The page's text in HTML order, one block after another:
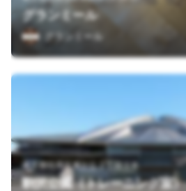
グランミール
グランミール
東京都目黒区東が丘２丁目１６
駒沢公園（トレーニング室）